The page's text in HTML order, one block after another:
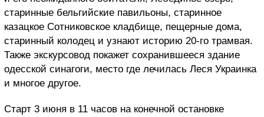
старинные бельгийские павильоны, старинное
казацкое Сотниковское кладбище, пещерные дома,
старинный колодец и узнают историю 20-го трамвая.
Также экскурсовод покажет сохранившееся здание
одесской синагоги, место где лечилась Леся Украинка
и многое другое.
Старт 3 июня в 11 часов на конечной остановке